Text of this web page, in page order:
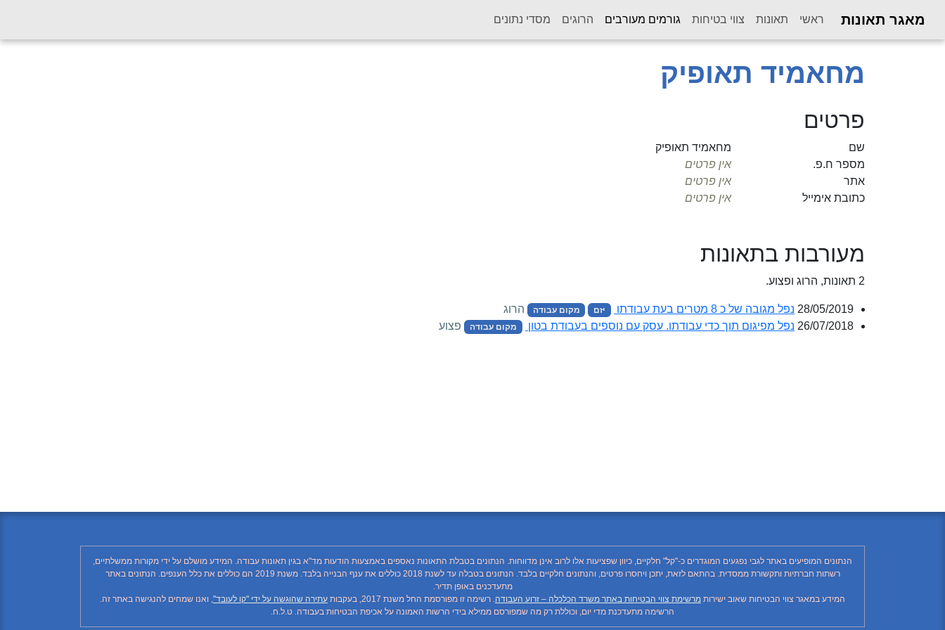
מאגר תאונות ראשי תאונות צווי בטיחות גורמים מעורבים הרוגים מסדי נתונים
מחאמיד תאופיק
פרטים
שם
מחאמיד תאופיק
מספר ח.פ.
אין פרטים
אתר
אין פרטים
כתובת אימייל
אין פרטים
מעורבות בתאונות
2 תאונות, הרוג ופצוע.
28/05/2019 נפל מגובה של כ 8 מטרים בעת עבודתו יזם מקום עבודה
הרוג
26/07/2018 נפל מפיגום תוך כדי עבודתו. עסק עם נוספים בעבודת בטון מקום עבודה פצוע
הנתונים המופיעים באתר לגבי נפגעים המוגדרים כ-"קל" חלקיים, כיוון שפציעות אלו לרוב אינן מדווחות. הנתונים בטבלת התאונות נאספים באמצעות הודעות מד"א בגין תאונות עבודה. המידע מושלם על ידי מקורות ממשלתיים,
רשתות חברתיות ותקשורת ממסדית. בהתאם לזאת, יתכן ויחסרו פרטים, והנתונים חלקיים בלבד. הנתונים בטבלה עד לשנת 2018 כוללים את ענף הבנייה בלבד. משנת 2019 הם כוללים את כלל הענפים. הנתונים באתר
מתעדכנים באופן תדיר.
המידע במאגר צווי הבטיחות שאוב ישירות מרשימת צווי הבטיחות באתר משרד הכלכלה – זרוע העבודה. רשימה זו מפורסמת החל משנת 2017, בעקבות עתירה שהוגשה על ידי "קו לעובד", ואנו שמחים להנגישה באתר זה.
הרשימה מתעדכנת מדי יום, וכוללת רק מה שמפורסם ממילא בידי הרשות האמונה על אכיפת הבטיחות בעבודה. ט.ל.ח.